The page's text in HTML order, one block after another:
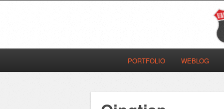
PORTFOLIO WEBLOG